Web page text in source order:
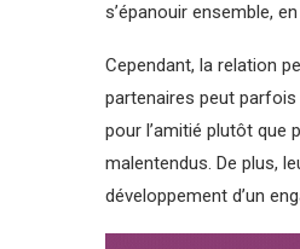
s’épanouir ensemble,
Cependant, la relation
partenaires peut
pour l’amitié plutôt que
malentendus. De plus,
développement d’un